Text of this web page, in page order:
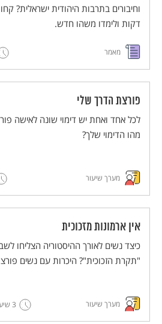
דקות ולימדו משהו חדש.
מאמר
פורצת הדרך שלי
לכל אחד ואחת יש דימוי שונה לאישה
מהו הדימוי שלך?
מערך שיעור
אין ארמונות מזכוכית
כיצד נשים לאורך ההיסטוריה הצליחו
"תקרת הזכוכית"? היכרות עם נשים
מערך שיעור 3 שיעורים ומעלה